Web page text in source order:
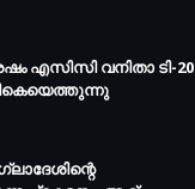
എസിസി വനിതാ ടി-20